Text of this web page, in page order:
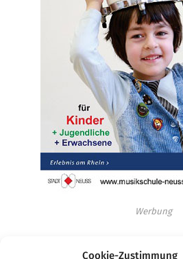
Cookie-Zustimmung
Werbung